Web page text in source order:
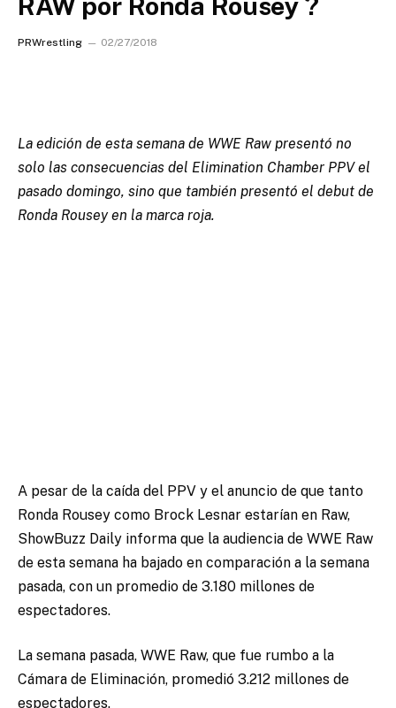
PRWrestling 02/27/2018
La edición de esta semana de WWE Raw presentó no
solo las consecuencias del Elimination Chamber PPV el
pasado domingo, sino que también presentó el debut de
Ronda Rousey en la marca roja.
A pesar de la caída del PPV y el anuncio de que tanto
Ronda Rousey como Brock Lesnar estarían en Raw,
ShowBuzz Daily informa que la audiencia de WWE Raw
de esta semana ha bajado en comparación a la semana
pasada, con un promedio de 3.180 millones de
espectadores.
La semana pasada, WWE Raw, que fue rumbo a la
Cámara de Eliminación, promedió 3.212 millones de
espectadores.